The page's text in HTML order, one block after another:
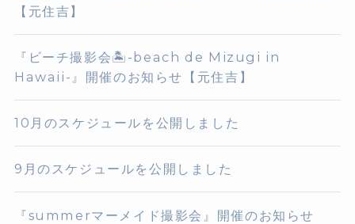
【元住吉】
『ビーチ撮影会🏝️-beach de Mizugi in
Hawaii-』開催のお知らせ【元住吉】
10月のスケジュールを公開しました
9月のスケジュールを公開しました
『summerマーメイド撮影会』開催のお知らせ